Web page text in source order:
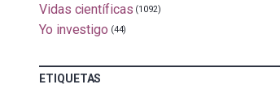
Vidas científicas (1092)
Yo investigo (44)
ETIQUETAS